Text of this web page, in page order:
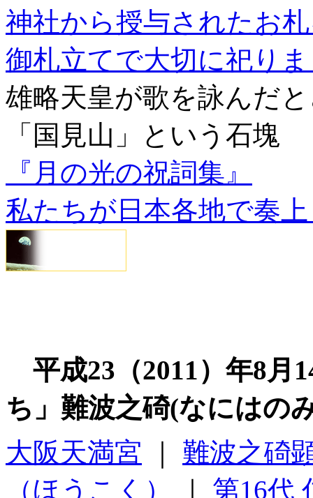
神社から授与されたお
御札立てで大切に祀り
雄略天皇が歌を詠んだ
「国見山」という石塊
『月の光の祝詞集』
私たちが日本各地で奏
平成23（2011）年8月
ち」難波之碕(なにはの
大阪天満宮
難波之碕
（ほうこく）
第16代